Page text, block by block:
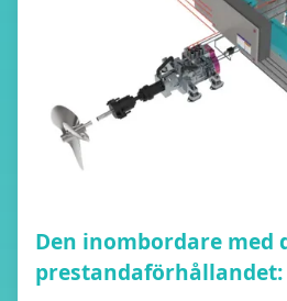
Den inombordare med